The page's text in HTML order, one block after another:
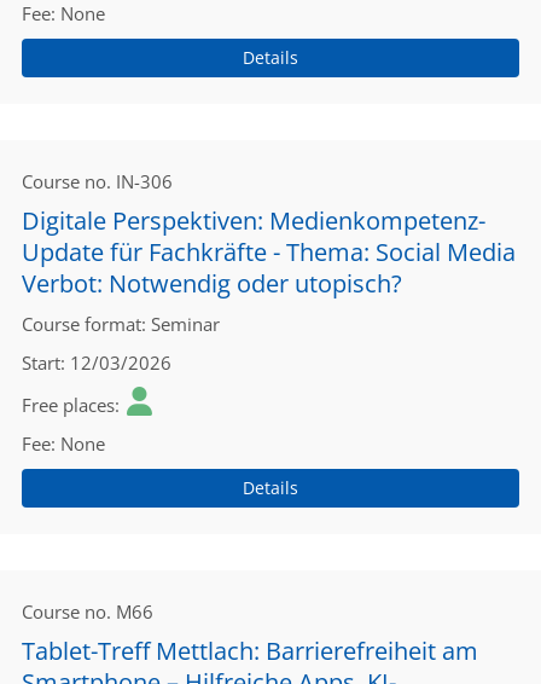
Fee None
Details
Course no. IN-306
Digitale Perspektiven: Medienkompetenz-
Update für Fachkräfte - Thema: Social Media
Verbot: Notwendig oder utopisch?
Course format Seminar
Start 12/03/2026
Free places
Fee None
Details
Course no. M66
Tablet-Treff Mettlach: Barrierefreiheit am